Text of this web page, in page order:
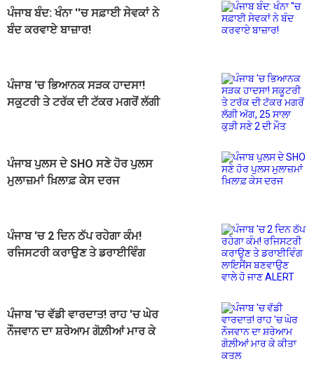
ਪੰਜਾਬ ਬੰਦ: ਖੰਨਾ ''ਚ ਸਫ਼ਾਈ ਸੇਵਕਾਂ ਨੇ
ਬੰਦ ਕਰਵਾਏ ਬਾਜ਼ਾਰ!
ਪੰਜਾਬ 'ਚ ਭਿਆਨਕ ਸੜਕ ਹਾਦਸਾ!
ਸਕੂਟਰੀ ਤੇ ਟਰੱਕ ਦੀ ਟੱਕਰ ਮਗਰੋਂ ਲੱਗੀ
ਪੰਜਾਬ ਪੁਲਸ ਦੇ SHO ਸਣੇ ਹੋਰ ਪੁਲਸ
ਮੁਲਾਜ਼ਮਾਂ ਖ਼ਿਲਾਫ਼ ਕੇਸ ਦਰਜ
ਪੰਜਾਬ 'ਚ 2 ਦਿਨ ਠੱਪ ਰਹੇਗਾ ਕੰਮ!
ਰਜਿਸਟਰੀ ਕਰਾਉਣ ਤੇ ਡਰਾਈਵਿੰਗ
ਪੰਜਾਬ 'ਚ ਵੱਡੀ ਵਾਰਦਾਤ! ਰਾਹ 'ਚ ਘੇਰ
ਨੌਜਵਾਨ ਦਾ ਸ਼ਰੇਆਮ ਗੋਲ਼ੀਆਂ ਮਾਰ ਕੇ